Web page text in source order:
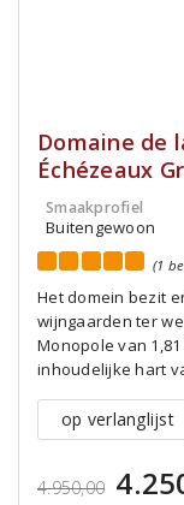
Domaine de
Échézeaux
Smaakprofiel
Buitengewoon
(1
Het domein bezit
wijngaarden ter
Monopole van
inhoudelijke hart
op verlanglijst
4.950,00